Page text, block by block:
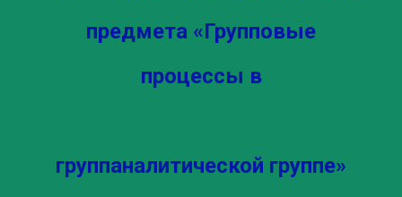
предмета «Групповые
процессы в
группаналитической группе»